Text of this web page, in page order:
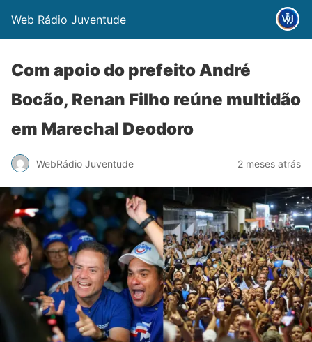
Web Rádio Juventude
Com apoio do prefeito André
Bocão, Renan Filho reúne multidão
em Marechal Deodoro
WebRádio Juventude 2 meses atrás